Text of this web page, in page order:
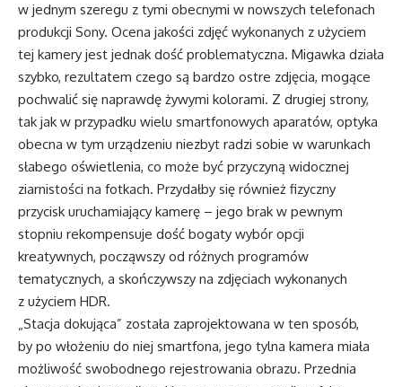
w jednym szeregu z tymi obecnymi w nowszych telefonach
produkcji Sony. Ocena jakości zdjęć wykonanych z użyciem
tej kamery jest jednak dość problematyczna. Migawka działa
szybko, rezultatem czego są bardzo ostre zdjęcia, mogące
pochwalić się naprawdę żywymi kolorami. Z drugiej strony,
tak jak w przypadku wielu smartfonowych aparatów, optyka
obecna w tym urządzeniu niezbyt radzi sobie w warunkach
słabego oświetlenia, co może być przyczyną widocznej
ziarnistości na fotkach. Przydałby się również fizyczny
przycisk uruchamiający kamerę – jego brak w pewnym
stopniu rekompensuje dość bogaty wybór opcji
kreatywnych, począwszy od różnych programów
tematycznych, a skończywszy na zdjęciach wykonanych
z użyciem HDR.
„Stacja dokująca” została zaprojektowana w ten sposób,
by po włożeniu do niej smartfona, jego tylna kamera miała
możliwość swobodnego rejestrowania obrazu. Przednia